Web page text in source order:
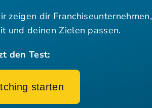
zeigen dir Franchiseunternehmen,
und deinen Zielen passen.
den Test:
starten